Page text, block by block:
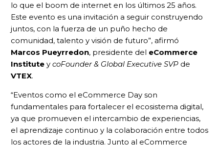
lo que el boom de internet en los últimos 25 años.
Este evento es una invitación a seguir construyendo
juntos, con la fuerza de un puño hecho de
comunidad, talento y visión de futuro”, afirmó
Marcos Pueyrredon, presidente del eCommerce
Institute y coFounder & Global Executive SVP de
VTEX.
“Eventos como el eCommerce Day son
fundamentales para fortalecer el ecosistema digital,
ya que promueven el intercambio de experiencias,
el aprendizaje continuo y la colaboración entre todos
los actores de la industria. Junto al eCommerce